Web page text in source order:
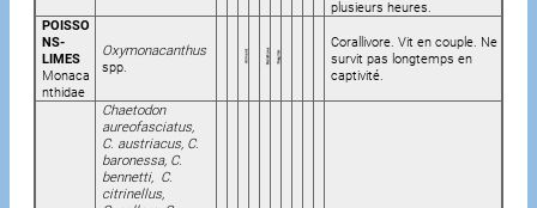
plusieurs heures.
POISSO
NS-
LIMES
Monaca
nthidae
Oxymonacanthus
spp.
Corallivore. Vit en couple. Ne
survit pas longtemps en
captivité.
Chaetodon
aureofasciatus,
C. austriacus, C.
baronessa, C.
bennetti, C.
citrinellus,